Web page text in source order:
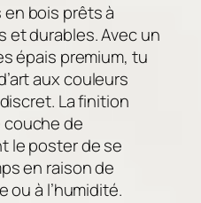
bois prêts à
et durables. Avec un
épais premium, tu
aux couleurs
La finition
de
le poster de se
en raison de
ou à l’humidité.